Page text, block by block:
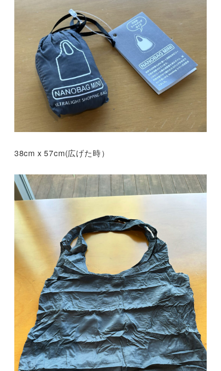
38cm x 57cm(広げた時）